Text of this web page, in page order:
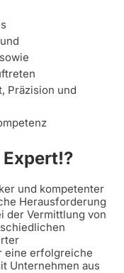
Präzision und
und kompetenter
Herausforderung
der Vermittlung von
eine erfolgreiche
Unternehmen aus